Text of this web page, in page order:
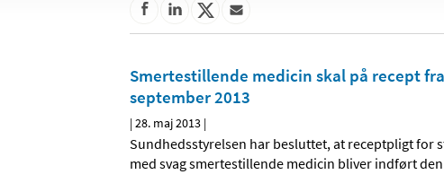
Smertestillende medicin skal på recept
september 2013
|28. maj 2013 |
Sundhedsstyrelsen har besluttet, at receptpligt for
med svag smertestillende medicin bliver indført den